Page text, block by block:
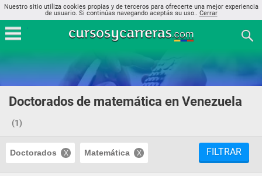
Nuestro sitio utiliza cookies propias y de terceros para ofrecerte una mejor experiencia
de usuario. Si continúas navegando aceptás su uso.. Cerrar
Doctorados de matemática en Venezuela
(1)
Doctorados Matemática FILTRAR